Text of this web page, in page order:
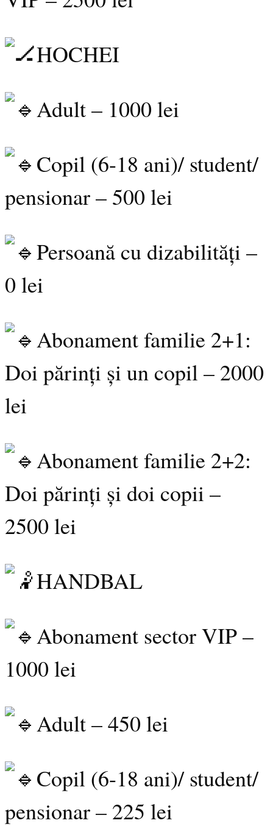
HOCHEI
Adult – 1000 lei
Copil (6-18 ani)/ student/
pensionar – 500 lei
Persoană cu dizabilități –
0 lei
Abonament familie 2+1:
Doi părinți și un copil – 2000
lei
Abonament familie 2+2:
Doi părinți și doi copii –
2500 lei
HANDBAL
Abonament sector VIP –
1000 lei
Adult – 450 lei
Copil (6-18 ani)/ student/
pensionar – 225 lei